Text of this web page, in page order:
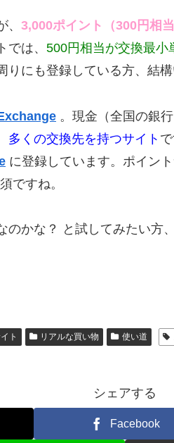
3,000ポイント（300円相
では、 500円相当が交換最小
にも登録している方、結構
。現金（全国の銀
多くの交換先を持つサイト
に登録しています。ポイン
ですね。
かな？ と試してみたい方、
ト リアルな買い物 使い道
シェアする
Facebook